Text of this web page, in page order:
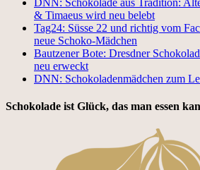
DNN: Schokolade aus Tradition:
& Timaeus wird neu belebt
Tag24: Süsse 22 und richtig vom
neue Schoko-Mädchen
Bautzener Bote: Dresdner
neu erweckt
DNN: Schokoladenmädchen zum
Schokolade ist Glück, das man essen